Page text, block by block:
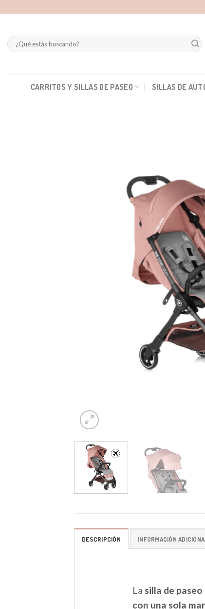
Buscar
por:
CARRITOS Y SILLAS DE PASEO SILLAS DE
DESCRIPCIÓN INFORMACIÓN
La silla de
con una sola